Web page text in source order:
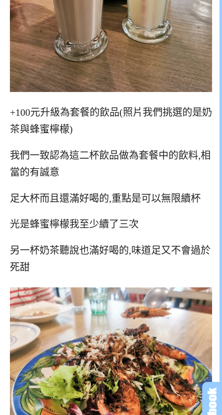
+100元升級為套餐的飲品(照片我們挑選的是奶
茶與蜂蜜檸檬)
我們一致認為這二杯飲品做為套餐中的飲料,相
當的有誠意
足大杯而且還滿好喝的,重點是可以無限續杯
光是蜂蜜檸檬我至少續了三次
另一杯奶茶聽說也滿好喝的,味道足又不會過於
死甜